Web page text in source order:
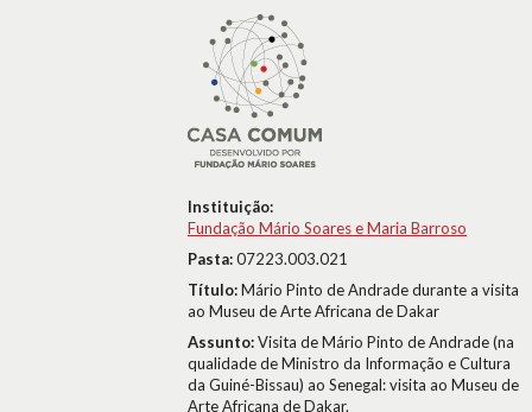
Instituição:
Fundação Mário Soares e Maria Barroso
Pasta:07223.003.021
Título:Mário Pinto de Andrade durante a visita
ao Museu de Arte Africana de Dakar
Assunto:Visita de Mário Pinto de Andrade (na
qualidade de Ministro da Informação e Cultura
da Guiné-Bissau) ao Senegal: visita ao Museu de
Arte Africana de Dakar.